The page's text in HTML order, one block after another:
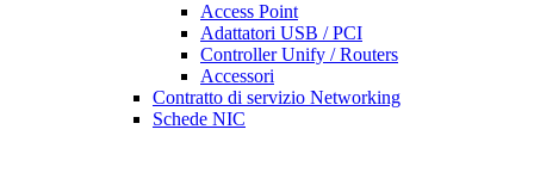
Access Point
Adattatori USB / PCI
Controller Unify / Routers
Accessori
Contratto di servizio Networking
Schede NIC